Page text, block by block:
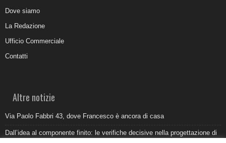
Dove siamo
La Redazione
Ufficio Commerciale
Contatti
Altre notizie
Via Paolo Fabbri 43, dove Francesco è ancora di casa
Dall’idea al componente finito: le verifiche decisive nella progettazione di